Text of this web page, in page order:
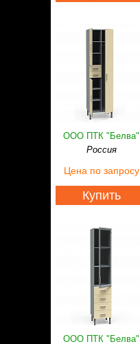
ООО ПТК "Белва"
Россия
Цена по запросу
Купить
ООО ПТК "Белва"